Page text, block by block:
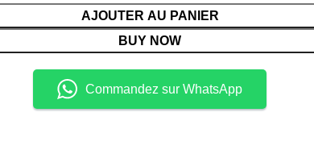
AJOUTER AU PANIER
BUY NOW
Commandez sur WhatsApp